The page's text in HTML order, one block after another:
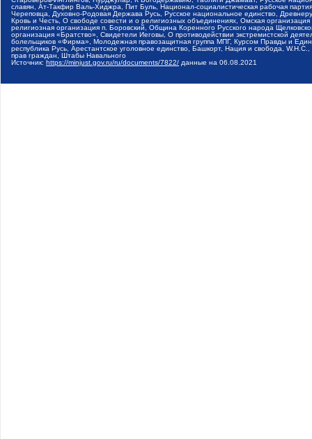
славян, Ат-Такфир Валь-Хиджра, Пит Буль, Национал-социалистическая рабочая
Череповца, Духовно-Родовая Держава Русь, Русское национальное единство,
Кровь и Честь, О свободе совести и о религиозных объединениях, Омская
религиозная организация п. Боровский, Община Коренного Русского народа
организация «Братство», Свидетели Иеговы, О противодействии экстремистской
болельщиков «Фирма», Молодежная правозащитная группа МПГ, Курсом Правды и
республика Русь, Арестантское уголовное единство, Башкорт, Нация и свобода,
прав граждан, Штабы Навального
Источник: https://minjust.gov.ru/ru/documents/7822/ данные на 06.08.2021